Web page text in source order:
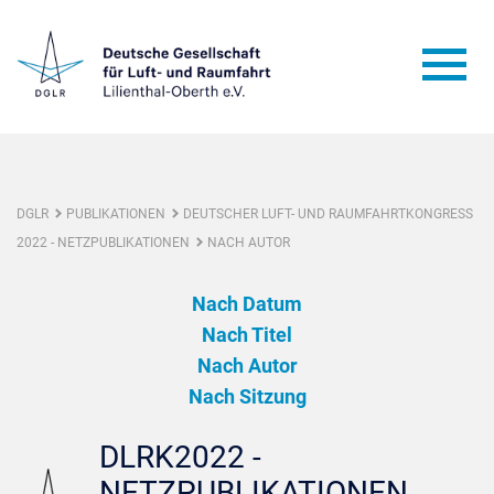
DGLR PUBLIKATIONEN
DEUTSCHER LUFT- UND RAUMFAHRTKONGRESS
2022 - NETZPUBLIKATIONEN
NACH AUTOR
Nach Datum
Nach Titel
Nach Autor
Nach Sitzung
DLRK2022 -